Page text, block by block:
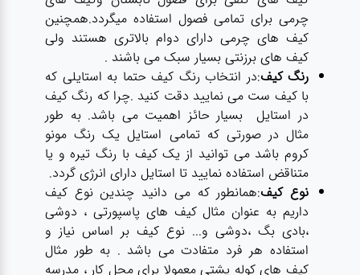
چرمی برای تمامی فصول استفاده میگردد.همچنین
کیف های چرمی دارای دوام بالاتری هستند ولی
کیف های برزنتی بسیار سبک می باشند .
رنگ کیف:در انتخاب رنگ کیف حتما به استایلی که
با کیف ست می نمایید دقت کنید .چرا که رنگ کیف
در استایل بسیار حائز اهمیت می باشد. به طور
مثال در صورتی که تمامی استایل یک رنگ مونو
کروم باشد می توانید از یک کیف با رنگ تیره و یا
متناقض استفاده نمایید تا استایل دارای انرژی گردد.
نوع کیف:همانطور که می دانید چندین نوع کیف
داریم به عنوان مثال کیف های پاسپورتی ، دوشی
،بادی بگ ،دوشی و... نوع کیف بر اساس نیاز و
استفاده هر فرد متفادت می باشد . به طور مثال
کیف های کوله پشتی معمولا برای محل کار ، مدرسه